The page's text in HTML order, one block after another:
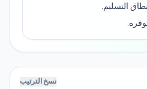
التسليم.
نسخ الترتيب